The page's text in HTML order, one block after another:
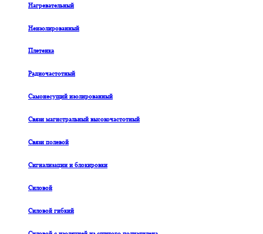
Нагревательный
Неизолированный
Плетенка
Радиочастотный
Самонесущий изолированный
Связи магистральный высокочастотный
Связи полевой
Сигнализации и блокировки
Силовой
Силовой гибкий